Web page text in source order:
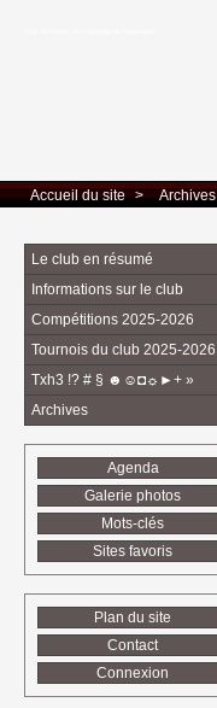
Accueil du site > Archives
Le club en résumé
Informations sur le club
Compétitions 2025-2026
Tournois du club 2025-2026
Txh3 !? # § ☻☺◘☼►+ »
Archives
Agenda
Galerie photos
Mots-clés
Sites favoris
Plan du site
Contact
Connexion